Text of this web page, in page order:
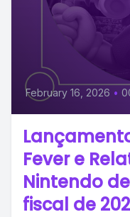
February 16, 2026 •
Fever e
Nintendo
fiscal de